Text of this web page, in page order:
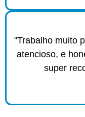
"Trabalho muito
atencioso, e
super